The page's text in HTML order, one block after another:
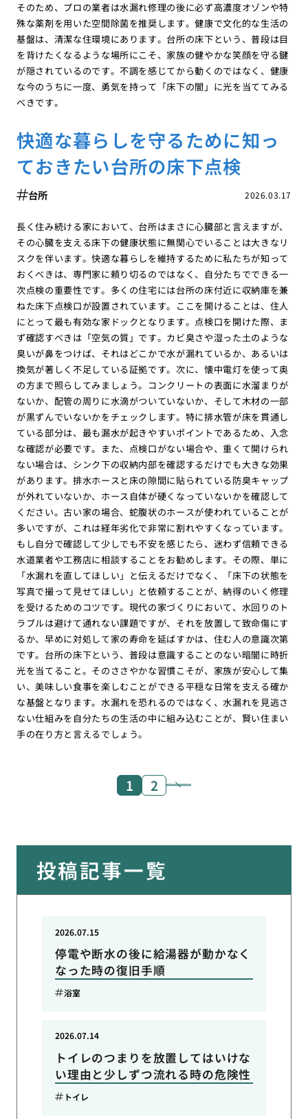
そのため、プロの業者は水漏れ修理の後に必ず高濃度オゾンや特
殊な薬剤を用いた空間除菌を推奨します。健康で文化的な生活の
基盤は、清潔な住環境にあります。台所の床下という、普段は目
を背けたくなるような場所にこそ、家族の健やかな笑顔を守る鍵
が隠されているのです。不調を感じてから動くのではなく、健康
な今のうちに一度、勇気を持って「床下の闇」に光を当ててみる
べきです。
快適な暮らしを守るために知っ
ておきたい台所の床下点検
2026.03.17
台所
長く住み続ける家において、台所はまさに心臓部と言えますが、
その心臓を支える床下の健康状態に無関心でいることは大きなリ
スクを伴います。快適な暮らしを維持するために私たちが知って
おくべきは、専門家に頼り切るのではなく、自分たちでできる一
次点検の重要性です。多くの住宅には台所の床付近に収納庫を兼
ねた床下点検口が設置されています。ここを開けることは、住人
にとって最も有効な家ドックとなります。点検口を開けた際、ま
ず確認すべきは「空気の質」です。カビ臭さや湿った土のような
臭いが鼻をつけば、それはどこかで水が漏れているか、あるいは
換気が著しく不足している証拠です。次に、懐中電灯を使って奥
の方まで照らしてみましょう。コンクリートの表面に水溜まりが
ないか、配管の周りに水滴がついていないか、そして木材の一部
が黒ずんでいないかをチェックします。特に排水管が床を貫通し
ている部分は、最も漏水が起きやすいポイントであるため、入念
な確認が必要です。また、点検口がない場合や、重くて開けられ
ない場合は、シンク下の収納内部を確認するだけでも大きな効果
があります。排水ホースと床の隙間に貼られている防臭キャップ
が外れていないか、ホース自体が硬くなっていないかを確認して
ください。古い家の場合、蛇腹状のホースが使われていることが
多いですが、これは経年劣化で非常に割れやすくなっています。
もし自分で確認して少しでも不安を感じたら、迷わず信頼できる
水道業者や工務店に相談することをお勧めします。その際、単に
「水漏れを直してほしい」と伝えるだけでなく、「床下の状態を
写真で撮って見せてほしい」と依頼することが、納得のいく修理
を受けるためのコツです。現代の家づくりにおいて、水回りのト
ラブルは避けて通れない課題ですが、それを放置して致命傷にす
るか、早めに対処して家の寿命を延ばすかは、住む人の意識次第
です。台所の床下という、普段は意識することのない暗闇に時折
光を当てること。そのささやかな習慣こそが、家族が安心して集
い、美味しい食事を楽しむことができる平穏な日常を支える確か
な基盤となります。水漏れを恐れるのではなく、水漏れを見逃さ
ない仕組みを自分たちの生活の中に組み込むことが、賢い住まい
手の在り方と言えるでしょう。
1 2
投稿記事一覧
停電や断水の後に給湯器が動かなく
なった時の復旧手順
2026.07.15
浴室
トイレのつまりを放置してはいけな
い理由と少しずつ流れる時の危険性
2026.07.14
トイレ